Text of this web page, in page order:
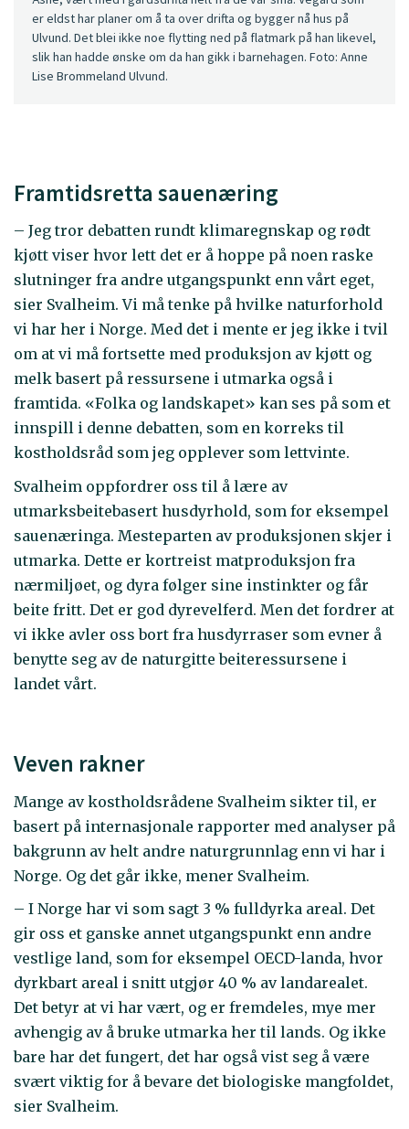
er eldst har planer om å ta over drifta og bygger nå hus på
Ulvund. Det blei ikke noe flytting ned på flatmark på han likevel,
slik han hadde ønske om da han gikk i barnehagen. Foto: Anne
Lise Brommeland Ulvund.
Framtidsretta sauenæring
– Jeg tror debatten rundt klimaregnskap og rødt
kjøtt viser hvor lett det er å hoppe på noen raske
slutninger fra andre utgangspunkt enn vårt eget,
sier Svalheim. Vi må tenke på hvilke naturforhold
vi har her i Norge. Med det i mente er jeg ikke i tvil
om at vi må fortsette med produksjon av kjøtt og
melk basert på ressursene i utmarka også i
framtida. «Folka og landskapet» kan ses på som et
innspill i denne debatten, som en korreks til
kostholdsråd som jeg opplever som lettvinte.
Svalheim oppfordrer oss til å lære av
utmarksbeitebasert husdyrhold, som for eksempel
sauenæringa. Mesteparten av produksjonen skjer i
utmarka. Dette er kortreist matproduksjon fra
nærmiljøet, og dyra følger sine instinkter og får
beite fritt. Det er god dyrevelferd. Men det fordrer at
vi ikke avler oss bort fra husdyrraser som evner å
benytte seg av de naturgitte beiteressursene i
landet vårt.
Veven rakner
Mange av kostholdsrådene Svalheim sikter til, er
basert på internasjonale rapporter med analyser på
bakgrunn av helt andre naturgrunnlag enn vi har i
Norge. Og det går ikke, mener Svalheim.
– I Norge har vi som sagt 3 % fulldyrka areal. Det
gir oss et ganske annet utgangspunkt enn andre
vestlige land, som for eksempel OECD-landa, hvor
dyrkbart areal i snitt utgjør 40 % av landarealet.
Det betyr at vi har vært, og er fremdeles, mye mer
avhengig av å bruke utmarka her til lands. Og ikke
bare har det fungert, det har også vist seg å være
svært viktig for å bevare det biologiske mangfoldet,
sier Svalheim.